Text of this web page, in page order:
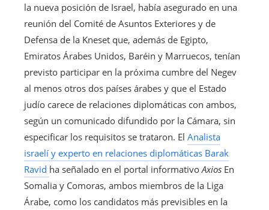
la nueva posición de Israel, había asegurado en una
reunión del Comité de Asuntos Exteriores y de
Defensa de la Kneset que, además de Egipto,
Emiratos Árabes Unidos, Baréin y Marruecos, tenían
previsto participar en la próxima cumbre del Negev
al menos otros dos países árabes y que el Estado
judío carece de relaciones diplomáticas con ambos,
según un comunicado difundido por la Cámara, sin
especificar los requisitos se trataron. El Analista
israelí y experto en relaciones diplomáticas Barak
Ravid ha señalado en el portal informativo Axios En
Somalia y Comoras, ambos miembros de la Liga
Árabe, como los candidatos más previsibles en la